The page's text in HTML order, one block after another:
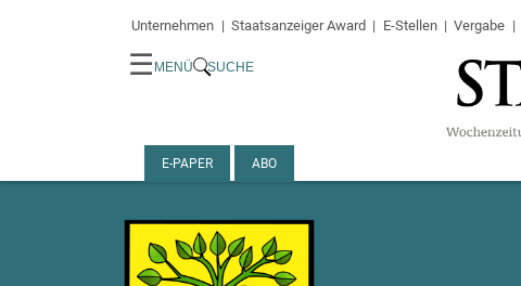
Unternehmen Staatsanzeiger Award E-Stellen Vergabe
☰ MENÜ SUCHE
E-PAPER ABO